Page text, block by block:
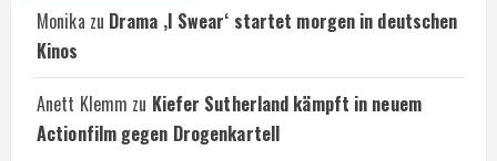
Monika zu Drama ‚I Swear‘ startet morgen in deutschen
Kinos
Anett Klemm zu Kiefer Sutherland kämpft in neuem
Actionfilm gegen Drogenkartell